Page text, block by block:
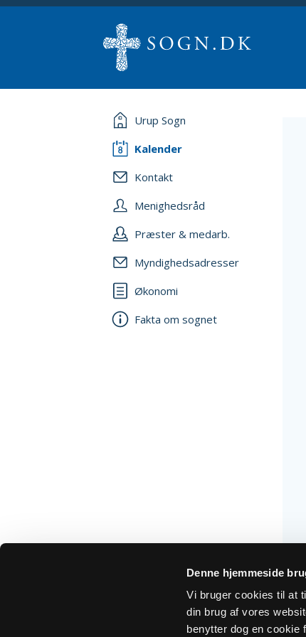
Denne hjemmeside
Vi bruger cookies til at
din brug af vores
benytter dog en cookie
Urup Sogn
Kalender
Kontakt
Menighedsråd
Præster & medarb.
Myndighedsadresser
Økonomi
Fakta om sognet